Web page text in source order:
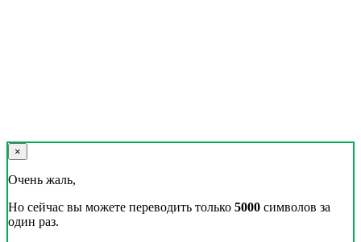
×
Очень жаль,
Но сейчас вы можете переводить только 5000 символов за
один раз.